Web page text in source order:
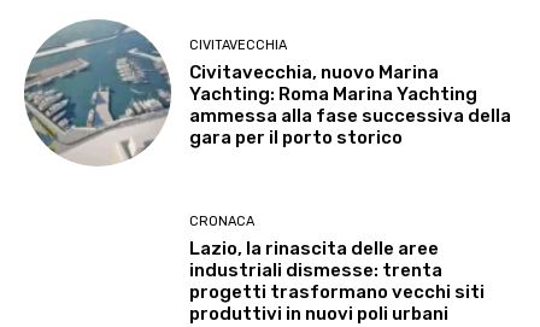
CIVITAVECCHIA
Civitavecchia, nuovo Marina
Yachting: Roma Marina Yachting
ammessa alla fase successiva della
gara per il porto storico
CRONACA
Lazio, la rinascita delle aree
industriali dismesse: trenta
progetti trasformano vecchi siti
produttivi in nuovi poli urbani